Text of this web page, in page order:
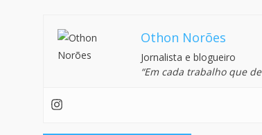
Othon Norões
Jornalista e blogueiro
“Em cada trabalho que